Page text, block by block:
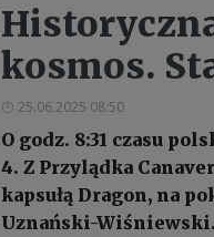
kosmos.
25.06.2025 08:50
O godz. 8:31 czasu
4. Z Przylądka
kapsułą Dragon, na
Uznański-